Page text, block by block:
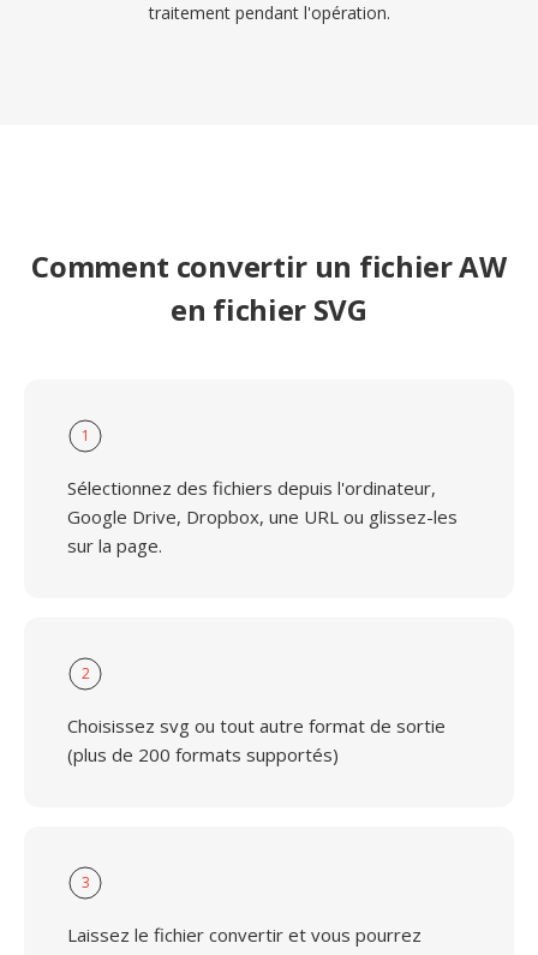
traitement pendant l'opération.
Comment convertir un fichier AW
en fichier SVG
1
Sélectionnez des fichiers depuis l'ordinateur,
Google Drive, Dropbox, une URL ou glissez-les
sur la page.
2
Choisissez svg ou tout autre format de sortie
(plus de 200 formats supportés)
3
Laissez le fichier convertir et vous pourrez